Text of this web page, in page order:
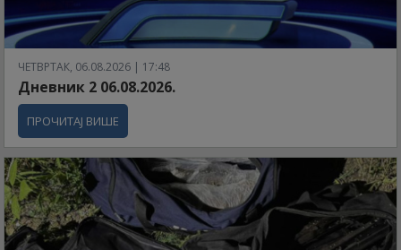
ЧЕТВРТАК, 06.08.2026 | 17:48
Дневник 2 06.08.2026.
ПРОЧИТАЈ ВИШЕ